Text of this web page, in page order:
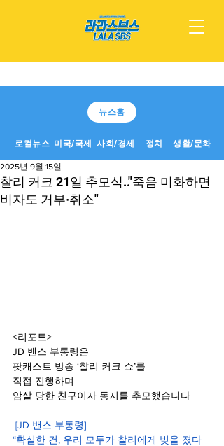
뉴스홈
로컬뉴스 미국/국제 사회/경제 정치 생활/문화
찰리 커크 21일 추모식.."죽음 미화하면
비자도 거부·취소"
2025년 9월 15일
<리포트>
JD 밴스 부통령은
팟캐스트 방송 ‘찰리 커크 쇼’를
직접 진행하며
암살 당한 친구이자 동지를 추모했습니다
[JD 밴스 부통령]
“확실한 건, 우리 모두가 찰리에게 빚을 졌다